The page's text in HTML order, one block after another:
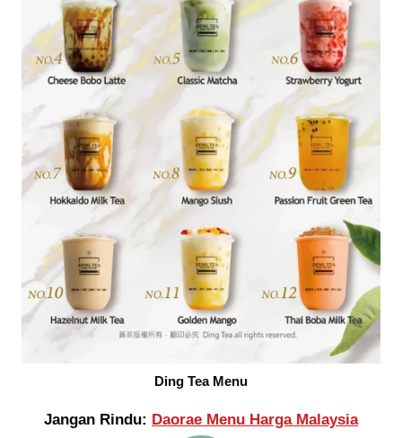
Ding Tea Menu
Jangan Rindu: Daorae Menu Harga Malaysia